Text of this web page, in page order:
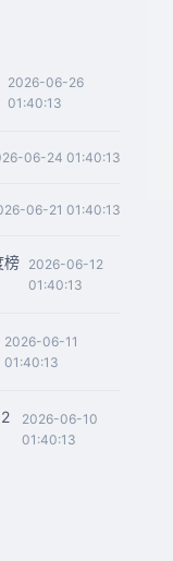
2026-06-26
01:40:13
06-24 01:40:13
06-21 01:40:13
榜 2026-06-12
01:40:13
2026-06-11
01:40:13
2026-06-10
01:40:13